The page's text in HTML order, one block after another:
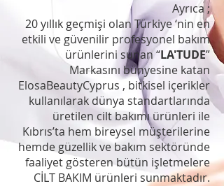
Ayrıca ;
20 yıllık geçmişi olan Türkiye ‘nin en
etkili ve güvenilir profesyonel bakım
ürünlerini sunan “LA'TUDE”
Markasını bünyesine katan
ElosaBeautyCyprus , bitkisel içerikler
kullanılarak dünya standartlarında
üretilen cilt bakımı ürünleri ile
Kıbrıs’ta hem bireysel müşterilerine
hemde güzellik ve bakım sektöründe
faaliyet gösteren bütün işletmelere
CİLT BAKIM ürünleri sunmaktadır.